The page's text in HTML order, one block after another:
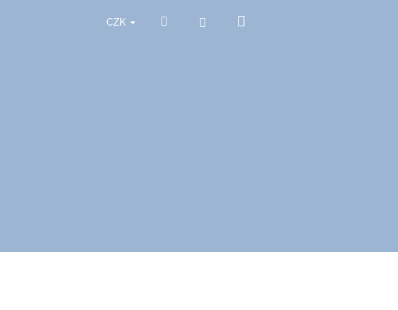
CZK Hledat Přihlášení